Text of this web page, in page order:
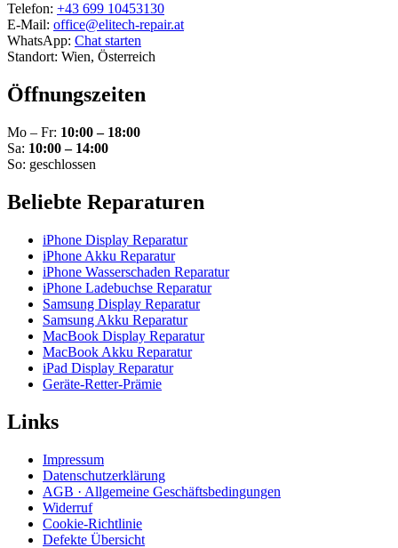
Telefon: +43 699 10453130
E-Mail: office@elitech-repair.at
WhatsApp: Chat starten
Standort: Wien, Österreich
Öffnungszeiten
Mo – Fr: 10:00 – 18:00
Sa: 10:00 – 14:00
So: geschlossen
Beliebte Reparaturen
iPhone Display Reparatur
iPhone Akku Reparatur
iPhone Wasserschaden Reparatur
iPhone Ladebuchse Reparatur
Samsung Display Reparatur
Samsung Akku Reparatur
MacBook Display Reparatur
MacBook Akku Reparatur
iPad Display Reparatur
Geräte-Retter-Prämie
Links
Impressum
Datenschutzerklärung
AGB · Allgemeine Geschäftsbedingungen
Widerruf
Cookie-Richtlinie
Defekte Übersicht